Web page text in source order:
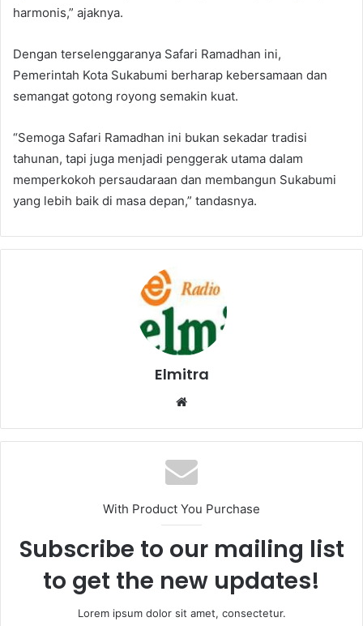
harmonis,” ajaknya.
Dengan terselenggaranya Safari Ramadhan ini,
Pemerintah Kota Sukabumi berharap kebersamaan dan
semangat gotong royong semakin kuat.
“Semoga Safari Ramadhan ini bukan sekadar tradisi
tahunan, tapi juga menjadi penggerak utama dalam
memperkokoh persaudaraan dan membangun Sukabumi
yang lebih baik di masa depan,” tandasnya.
Elmitra
Website
With Product You Purchase
Subscribe to our mailing list
to get the new updates!
Lorem ipsum dolor sit amet, consectetur.